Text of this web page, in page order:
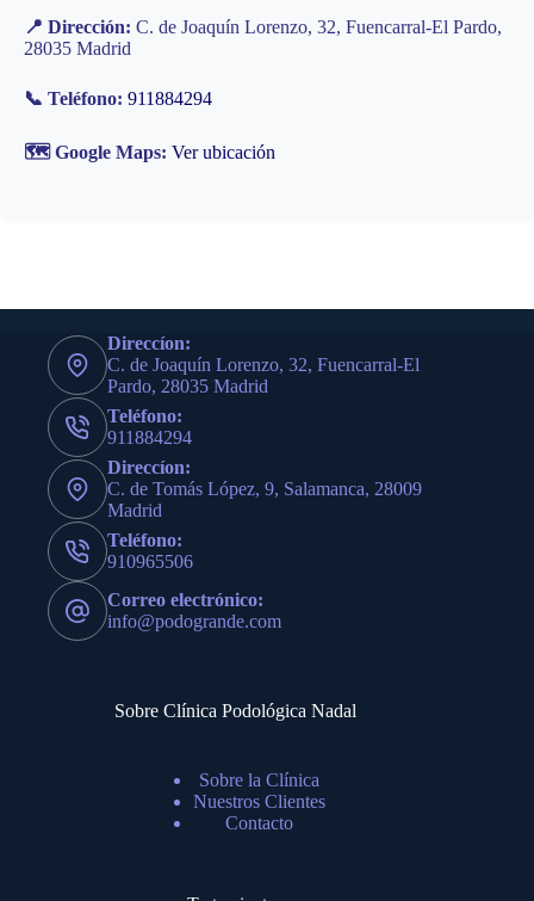
📍 Dirección: C. de Joaquín Lorenzo, 32, Fuencarral-El Pardo,
28035 Madrid
📞 Teléfono: 911884294
🗺️ Google Maps: Ver ubicación
Direccíon:
C. de Joaquín Lorenzo, 32, Fuencarral-El
Pardo, 28035 Madrid
Teléfono:
911884294
Direccíon:
C. de Tomás López, 9, Salamanca, 28009
Madrid
Teléfono:
910965506
Correo electrónico:
info@podogrande.com
Sobre Clínica Podológica Nadal
Sobre la Clínica
Nuestros Clientes
Contacto